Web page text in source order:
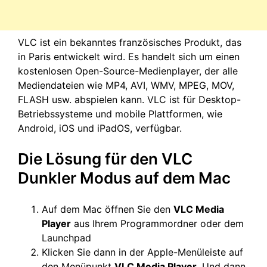
VLC ist ein bekanntes französisches Produkt, das
in Paris entwickelt wird. Es handelt sich um einen
kostenlosen Open-Source-Medienplayer, der alle
Mediendateien wie MP4, AVI, WMV, MPEG, MOV,
FLASH usw. abspielen kann. VLC ist für Desktop-
Betriebssysteme und mobile Plattformen, wie
Android, iOS und iPadOS, verfügbar.
Die Lösung für den VLC
Dunkler Modus auf dem Mac
Auf dem Mac öffnen Sie den VLC Media
Player aus Ihrem Programmordner oder dem
Launchpad
Klicken Sie dann in der Apple-Menüleiste auf